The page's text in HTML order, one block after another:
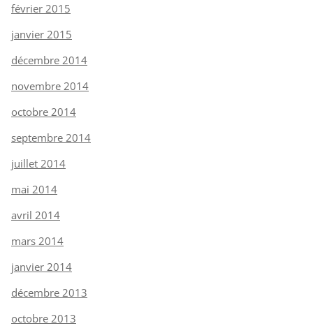
février 2015
janvier 2015
décembre 2014
novembre 2014
octobre 2014
septembre 2014
juillet 2014
mai 2014
avril 2014
mars 2014
janvier 2014
décembre 2013
octobre 2013